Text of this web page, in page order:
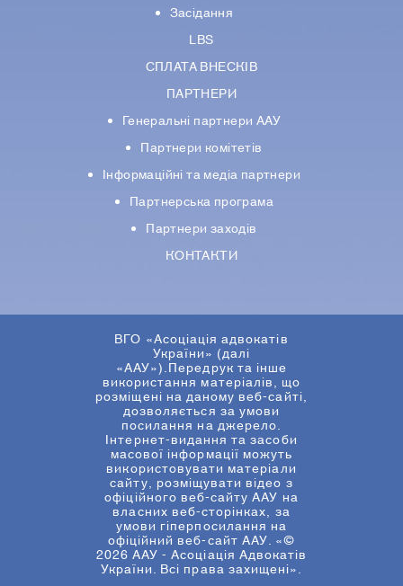
Засідання
LBS
СПЛАТА ВНЕСКІВ
ПАРТНЕРИ
Генеральні партнери ААУ
Партнери комiтетiв
Iнформацiйнi та медіа партнери
Партнерська програма
Партнери заходів
КОНТАКТИ
ВГО «Асоціація адвокатів
України» (далі
«ААУ»).Передрук та інше
використання матеріалів, що
розміщені на даному веб-сайті,
дозволяється за умови
посилання на джерело.
Інтернет-видання та засоби
масової інформації можуть
використовувати матеріали
сайту, розміщувати відео з
офіційного веб-сайту ААУ на
власних веб-сторінках, за
умови гіперпосилання на
офіційний веб-сайт ААУ. «©
2026 ААУ - Асоціація Адвокатів
України. Всі права захищені».